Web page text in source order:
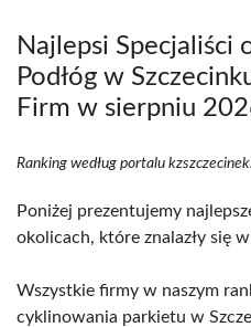
Najlepsi Specjaliści
Podłóg w
Firm w sierpniu
Ranking według portalu
Poniżej prezentujemy
okolicach, które znalazły się
Wszystkie firmy w naszym
cyklinowania parkietu w